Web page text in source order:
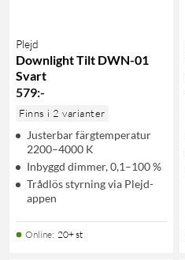
Plejd
Downlight Tilt DWN-01
Svart
579:-
Finns i 2 varianter
Justerbar färgtemperatur
2200–4000 K
Inbyggd dimmer, 0,1–100 %
Trådlös styrning via Plejd-
appen
Online: 20+ st